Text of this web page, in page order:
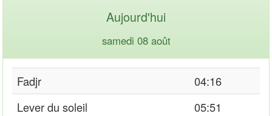
Aujourd'hui
samedi 08 août
Fadjr
04:16
Lever du soleil
05:51